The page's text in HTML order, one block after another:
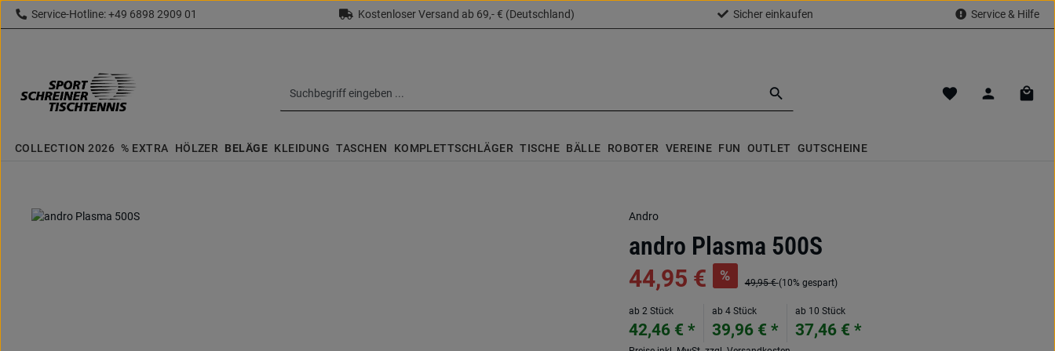
Hauptinhalt springen
Zur Suche springen
Zur Hauptnavigation springen
Service-Hotline: +49 6898 2909 01 Kostenloser Versand ab 69,- € (Deutschland) Sicher einkaufen
Service & Hilfe
Du hast 0 Produkte
COLLECTION 2026 % EXTRA HÖLZER BELÄGE KLEIDUNG TASCHEN KOMPLETTSCHLÄGER TISCHE BÄLLE ROBOTER VEREINE FUN OUTLET GUTSCHEINE
Bildergalerie überspringen Andro
andro Plasma 500S
44,95 € % 49,95 €(10% gespart)
ab 2 Stück
42,46 € *
ab 4 Stück
39,96 € *
ab 10 Stück
37,46 € *